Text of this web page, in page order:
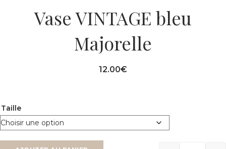
Vase VINTAGE bleu
Majorelle
12.00€
Taille